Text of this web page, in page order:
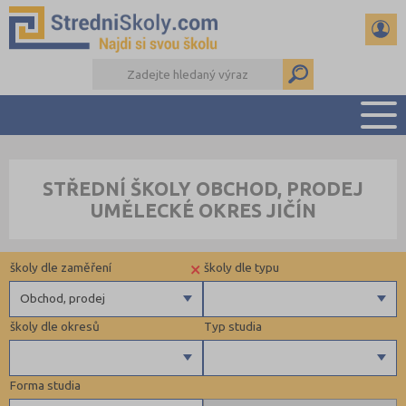
PŘÍPRAVA NA PŘIJÍMAČKY
DŮLEŽITÉ TERMÍNY
DALŠÍ DRUHY ŠKOL
STŘEDNÍ ŠKOLY OBCHOD, PRODEJ
UMĚLECKÉ OKRES JIČÍN
Forma studia
Typ studia
školy dle okresů
školy dle typu
×
Obchod, prodej
školy dle zaměření
Gymnázia
6 letá gymnázia